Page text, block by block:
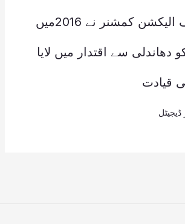
موجودہ چیف الیکشن کمشنر نے 2016میں
دھاندلی سے اقتدار میں لایا
قیادت